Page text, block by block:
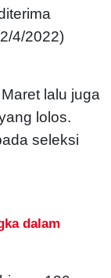
4/2022)
lalu juga
lolos.
seleksi
dalam